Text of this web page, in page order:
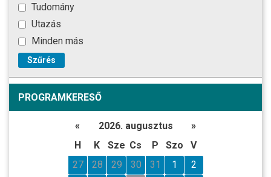
Tudomány
Utazás
Minden más
Szűrés
PROGRAMKERESŐ
« 2026. augusztus
»
H
K Sze Cs P Szo
V
27
28 29 30 31 1
2